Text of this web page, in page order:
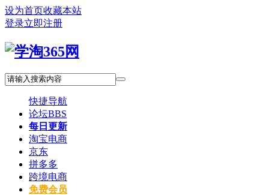
设为首页收藏本站
登录立即注册
快捷导航
论坛BBS
每日更新
淘宝电商
京东
拼多多
跨境电商
免费会员